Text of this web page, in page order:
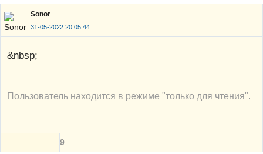
Sonor
31-05-2022 20:05:44
&nbsp;
Пользователь находится в режиме "только для чтения".
9